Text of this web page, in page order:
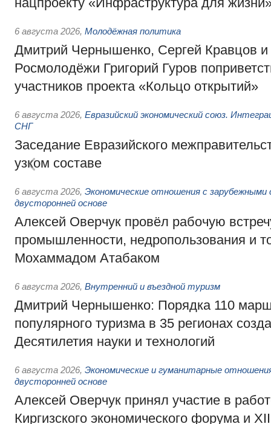
6 августа 2026, Молодёжная политика
Дмитрий Чернышенко, Сергей Кравцов и
Росмолодёжи Григорий Гуров
участников проекта «Кольцо открытий»
6 августа 2026, Евразийский экономический союз.
СНГ
Заседание Евразийского
узком составе
6 августа 2026, Экономические отношения с
двусторонней основе
Алексей Оверчук провёл рабочую
промышленности, недропользования и
Мохаммадом Атабаком
6 августа 2026, Внутренний и въездной туризм
Дмитрий Чернышенко: Порядка 110
популярного туризма в 35 регионах
Десятилетия науки и технологий
6 августа 2026, Экономические и гуманитарные
двусторонней основе
Алексей Оверчук принял участие в
Киргизского экономического форума и